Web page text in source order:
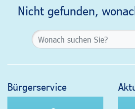
Nicht gefunden,
Bürgerservice